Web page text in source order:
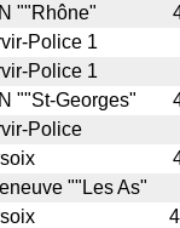
""Rhône"
Police 1
Police 1
""St-Georges"
Police
""Les As"